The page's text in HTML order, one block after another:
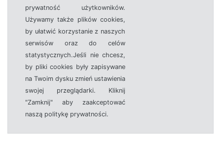
prywatność użytkowników.
Używamy także plików cookies,
by ułatwić korzystanie z naszych
serwisów oraz do celów
statystycznych.Jeśli nie chcesz,
by pliki cookies były zapisywane
na Twoim dysku zmień ustawienia
swojej przeglądarki. Kliknij
"Zamknij" aby zaakceptować
naszą politykę prywatności.